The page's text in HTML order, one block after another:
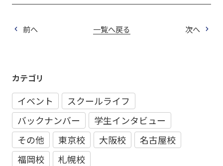
前へ 一覧へ戻る 次へ
カテゴリ
イベント
スクールライフ
バックナンバー
学生インタビュー
その他
東京校 大阪校
名古屋校
福岡校
札幌校